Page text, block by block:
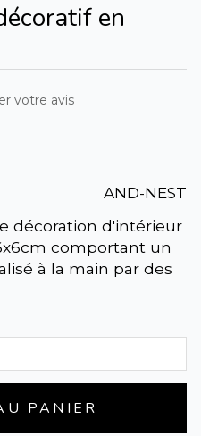
en
votre avis
AND-NEST
décoration d'intérieur
comportant un
à la main par des
PANIER